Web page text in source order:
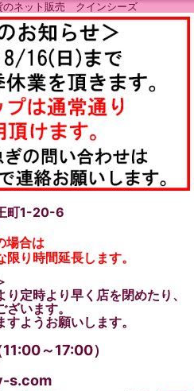
のネット販売 クインシーズ
町1-20-6
場合は
り時間延長します。
定時より早く店を閉めたり、
います。
ようお願いします。
～17:00）
s.com